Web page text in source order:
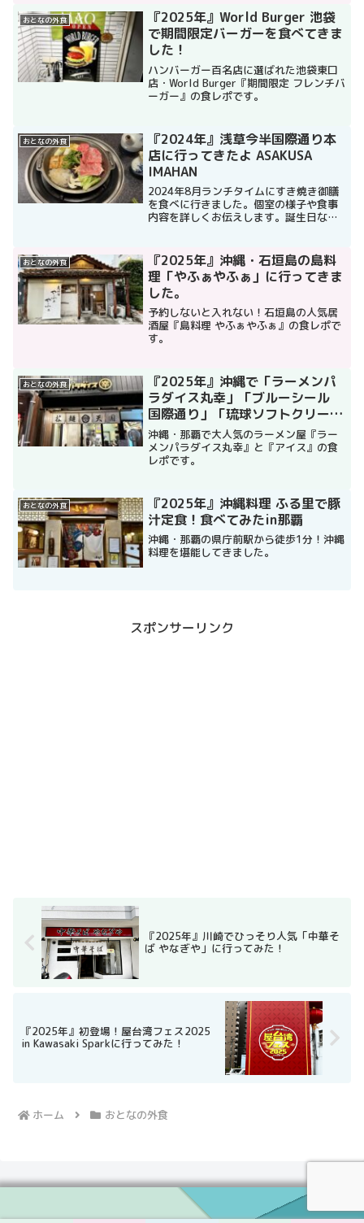
おとなの外食
『2025年』World Burger 池袋
で期間限定バーガーを食べてきま
した！
ハンバーガー百名店に選ばれた池袋東口
店・World Burger『期間限定 フレンチバ
ーガー』の食レポです。
おとなの外食
『2024年』浅草今半国際通り本
店に行ってきたよ ASAKUSA
IMAHAN
2024年8月ランチタイムにすき焼き御膳
を食べに行きました。個室の様子や食事
内容を詳しくお伝えします。誕生日など
おとなの外食
『2025年』沖縄・石垣島の島料
理「やふぁやふぁ」に行ってきま
した。
予約しないと入れない！石垣島の人気居
酒屋『島料理 やふぁやふぁ』の食レポで
す。
おとなの外食
『2025年』沖縄で「ラーメンパ
ラダイス丸幸」「ブルーシール
国際通り」「琉球ソフトクリー
ム」を食べてみた！
沖縄・那覇で大人気のラーメン屋『ラー
メンパラダイス丸幸』と『アイス』の食
レポです。
おとなの外食
『2025年』沖縄料理 ふる里で豚
汁定食！食べてみたin那覇
沖縄・那覇の県庁前駅から徒歩1分！沖縄
料理を堪能してきました。
スポンサーリンク
『2025年』川崎でひっそり人気「中華そ
ば やなぎや」に行ってみた！
『2025年』初登場！屋台湾フェス2025
in Kawasaki Sparkに行ってみた！
ホーム おとなの外食